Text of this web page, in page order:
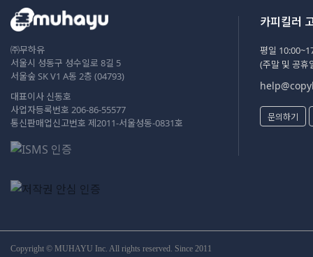
㈜무하유
서울시 성동구 성수일로 8길 5
서울숲 SK V1 A동 2층 (04793)
대표이사 신동호
사업자등록번호 206-86-55577
통신판매업신고번호 제2011-서울성동-0831호
카피킬러
평일
(주말 및 공휴
문의하기
Copyright © MUHAYU Inc. All rights reserved. Since 2011